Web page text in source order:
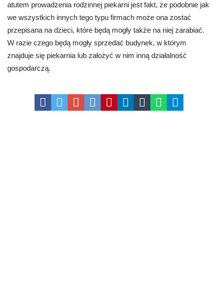
atutem prowadzenia rodzinnej piekarni jest fakt, że podobnie jak
we wszystkich innych tego typu firmach może ona zostać
przepisana na dzieci, które będą mogły także na niej zarabiać.
W razie czego będą mogły sprzedać budynek, w którym
znajduje się piekarnia lub założyć w nim inną działalność
gospodarczą.